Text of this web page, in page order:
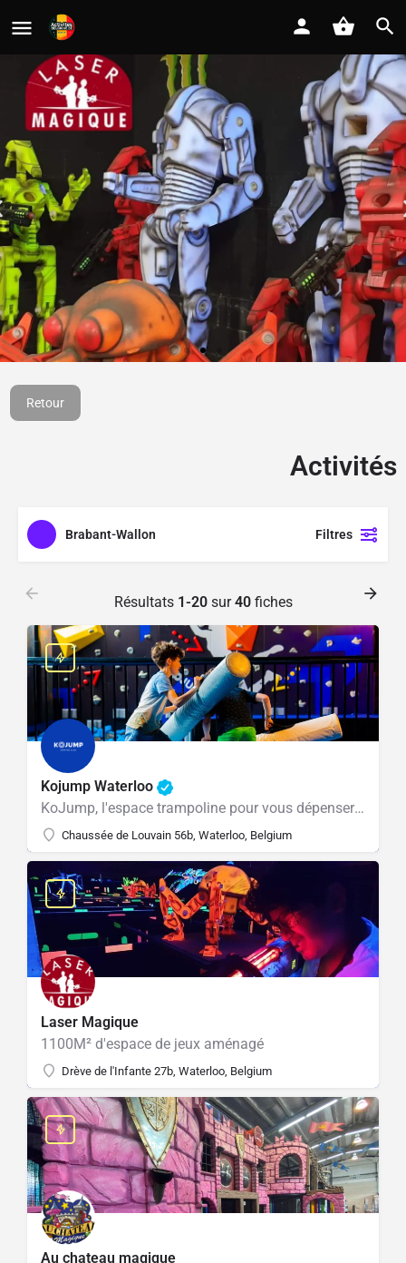
1100M² d'espace de
jeux aménagé
Retour
Activités
Brabant-Wallon Filtres
Résultats 1-20sur40fiches
Kojump Waterloo
KoJump, l'espace trampoline pour vous dépenser en sautant dans tous les sens
Chaussée de Louvain 56b, Waterloo, Belgium
Laser Magique
1100M² d'espace de jeux aménagé
Drève de l'Infante 27b, Waterloo, Belgium
Au chateau magique